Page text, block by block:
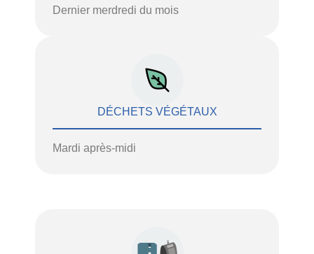
Dernier merdredi du mois
DÉCHETS VÉGÉTAUX
Mardi après-midi